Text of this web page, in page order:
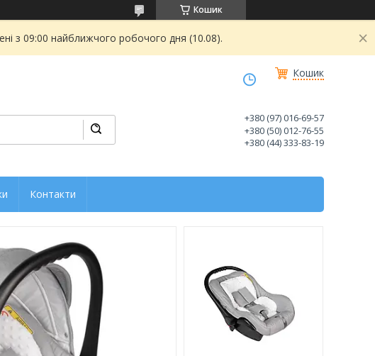
Кошик
з 09:00 найближчого робочого дня (10.08).
Кошик
+380 (97) 016-69-57
+380 (50) 012-76-55
+380 (44) 333-83-19
Контакти